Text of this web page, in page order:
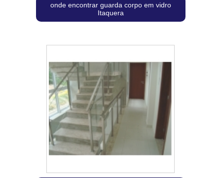
onde encontrar guarda corpo em vidro
Itaquera